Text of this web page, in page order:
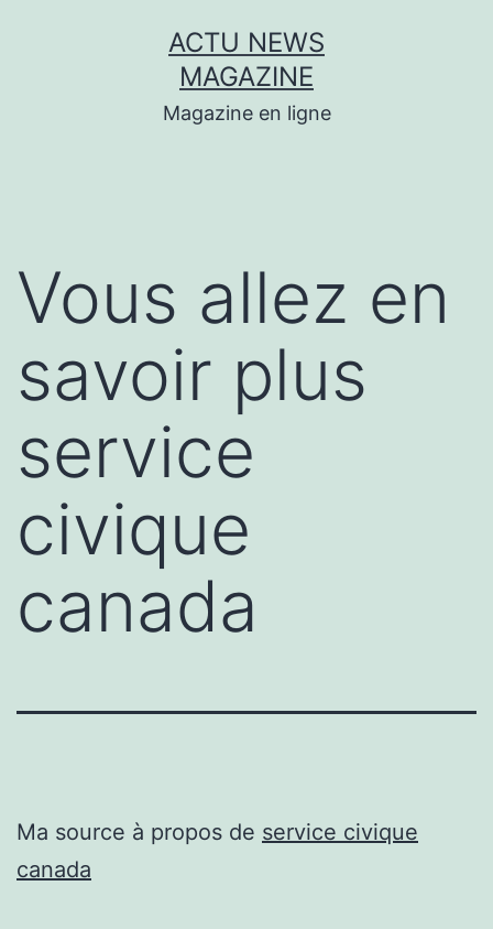
ACTU NEWS
MAGAZINE
Magazine en ligne
Vous allez en
savoir plus
service
civique
canada
Ma source à propos de service civique
canada